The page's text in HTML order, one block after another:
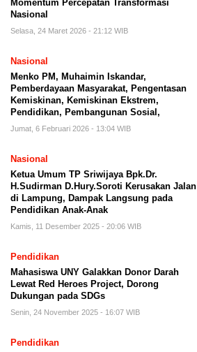
Momentum Percepatan Transformasi
Nasional
Selasa, 24 Maret 2026 - 21:12 WIB
Nasional
Menko PM, Muhaimin Iskandar,
Pemberdayaan Masyarakat, Pengentasan
Kemiskinan, Kemiskinan Ekstrem,
Pendidikan, Pembangunan Sosial,
Jumat, 6 Februari 2026 - 13:04 WIB
Nasional
Ketua Umum TP Sriwijaya Bpk.Dr.
H.Sudirman D.Hury.Soroti Kerusakan Jalan
di Lampung, Dampak Langsung pada
Pendidikan Anak-Anak
Kamis, 11 Desember 2025 - 20:06 WIB
Pendidikan
Mahasiswa UNY Galakkan Donor Darah
Lewat Red Heroes Project, Dorong
Dukungan pada SDGs
Senin, 24 November 2025 - 16:07 WIB
Pendidikan